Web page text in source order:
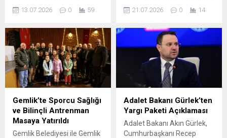
(BKSTV) tarafından bu yıl
38’incisi düzenlenen
Halk Dansları Yarışması’nda
kazanan Uruguay oldu. 7-12
Temmuz tarihleri arasında
gerçekleşen Altın Karagöz
Halk Dansları Yarışması
sona erdi. Yarışmada
Bulgaristan, Cezayir, Güney
Kore, Gürcistan, Macaristan,
Meksika, Moldova, Rusya,
Sırbistan, Şili, Uruguay,...
13.07.2026 0 59
çekici bir hızlanma gördü.
Yaz sezonu öncesinde
Phillips’in ulaştığı yüksek
gelirler, pazar
dinamiklerinde belirgin bir
canlanmayı işaret ediyor. Üç
büyük müzayede evinin
toplam açık artırma hasılatı
(alıcı komisyonu dahil) 6,77
milyar dolara yükselerek
yıllık bazda yüzde 69,8 artış
gösterdi...
21.07.2026 0 14
Gemlik’te Sporcu Sağlığı
ve Bilinçli Antrenman
Masaya Yatırıldı
Gemlik Belediyesi ile Gemlik
Adalet Bakanı Gürlek’ten
Yargı Paketi Açıklaması
Adalet Bakanı Akın Gürlek,
Cumhurbaşkanı Recep